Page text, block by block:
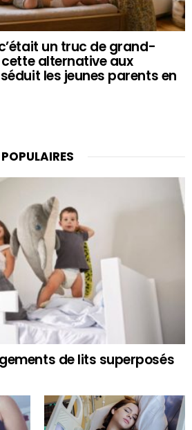
un truc de grand-
alternative aux
les jeunes parents en
POPULAIRES
de lits superposés